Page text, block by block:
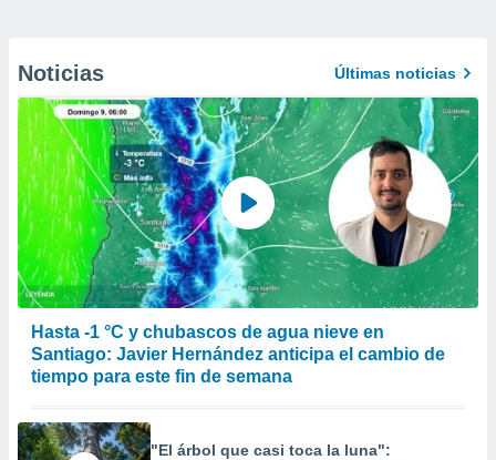
Noticias Últimas noticias
Hasta -1 °C y chubascos de agua nieve en
Santiago: Javier Hernández anticipa el cambio de
tiempo para este fin de semana
"El árbol que casi toca la luna":